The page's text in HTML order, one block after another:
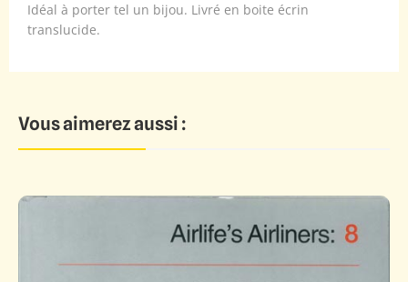
Idéal à porter tel un bijou. Livré en boite écrin
translucide.
Vous aimerez aussi :